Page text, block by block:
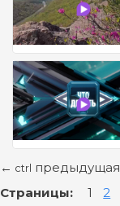
← ctrl предыдущая
Страницы: 1 2